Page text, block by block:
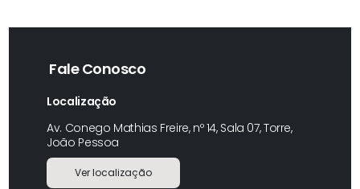
Fale Conosco
Localização
Av. Conego Mathias Freire, nº 14, Sala 07, Torre,
João Pessoa
Ver localização